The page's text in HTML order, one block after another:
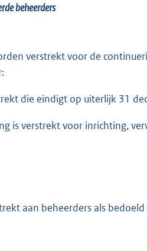
beheerders
verstrekt voor de
die eindigt op uiterlijk 31
is verstrekt voor inrichting,
aan beheerders als